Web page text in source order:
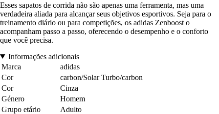
Esses sapatos de corrida não são apenas uma ferramenta, mas uma
verdadeira aliada para alcançar seus objetivos esportivos. Seja para o
treinamento diário ou para competições, os adidas Zenboost o
acompanham passo a passo, oferecendo o desempenho e o conforto
que você precisa.
Informações adicionais
Marca
adidas
Cor
carbon/Solar Turbo/carbon
Cor
Cinza
Género
Homem
Grupo etário
Adulto